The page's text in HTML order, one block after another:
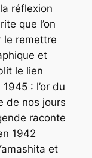
réflexion
que l’on
le remettre
et
le lien
: l’or du
de nos jours
raconte
1942
et